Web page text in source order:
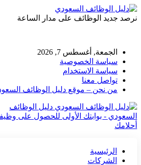
نرصد جديد الوظائف على مدار الساعة
الجمعة, أغسطس 7, 2026
سياسة الخصوصية
سياسة الاستخدام
تواصل معنا
من نحن – موقع دليل الوظائف
دليل الوظائف
السعودي - بوابتك الأولى للحصول على
أحلامك
الرئيسية
الشركات